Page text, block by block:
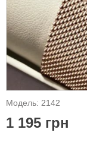
Модель: 2142
1 195 грн